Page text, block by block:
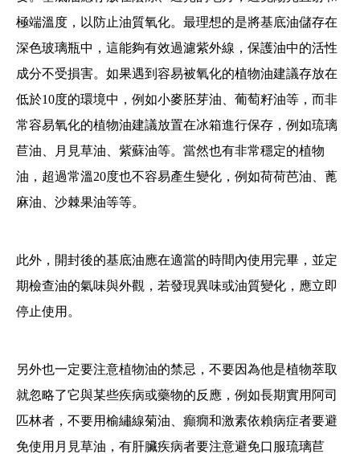
極端溫度，以防止油質氧化。最理想的是將基底油儲存在
深色玻璃瓶中，這能夠有效過濾紫外線，保護油中的活性
成分不受損害。如果遇到容易被氧化的植物油建議存放在
低於10度的環境中，例如小麥胚芽油、葡萄籽油等，而非
常容易氧化的植物油建議放置在冰箱進行保存，例如琉璃
苣油、月見草油、紫蘇油等。當然也有非常穩定的植物
油，超過常溫20度也不容易產生變化，例如荷荷芭油、蓖
麻油、沙棘果油等等。
此外，開封後的基底油應在適當的時間內使用完畢，並定
期檢查油的氣味與外觀，若發現異味或油質變化，應立即
停止使用。
另外也一定要注意植物油的禁忌，不要因為他是植物萃取
就忽略了它與某些疾病或藥物的反應，例如長期實用阿司
匹林者，不要用榆繡線菊油、癲癇和激素依賴病症者要避
免使用月見草油，有肝臟疾病者要注意避免口服琉璃苣